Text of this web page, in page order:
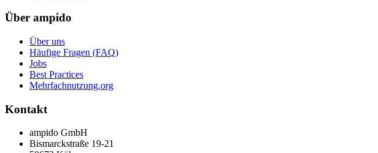
Über ampido
Über uns
Häufige Fragen (FAQ)
Jobs
Best Practices
Mehrfachnutzung.org
Kontakt
ampido GmbH
Bismarckstraße 19-21